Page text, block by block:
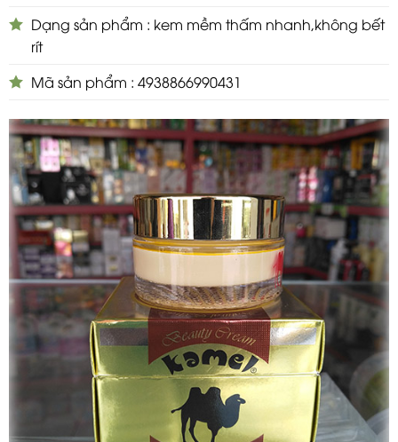
Dạng sản phẩm : kem mềm thấm nhanh,không bết
rít
Mã sản phẩm : 4938866990431